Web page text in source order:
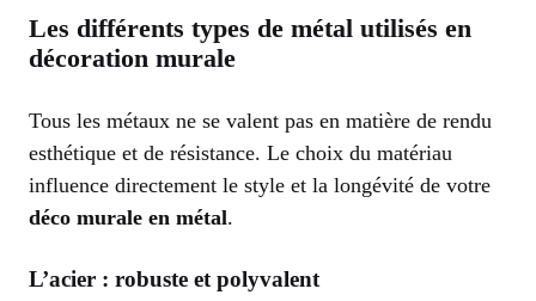
Les différents types de métal utilisés en
décoration murale
Tous les métaux ne se valent pas en matière de rendu
esthétique et de résistance. Le choix du matériau
influence directement le style et la longévité de votre
déco murale en métal.
L’acier : robuste et polyvalent